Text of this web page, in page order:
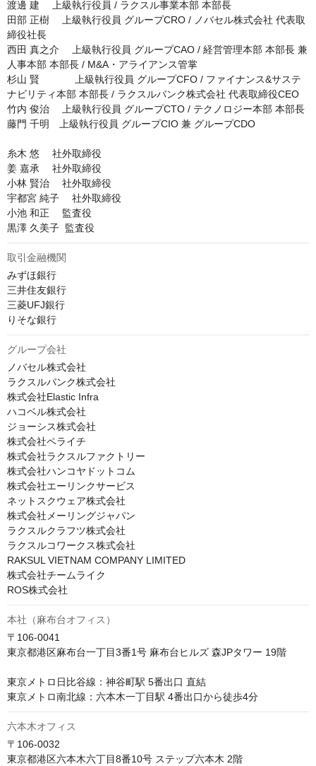
渡邊 建 　上級執行役員 / ラクスル事業本部 本部長
田部 正樹 　上級執行役員 グループCRO / ノバセル株式会社 代表取
締役社長
西田 真之介 　上級執行役員 グループCAO / 経営管理本部 本部長 兼
人事本部 本部長 / M&A・アライアンス管掌
杉山 賢 　        上級執行役員 グループCFO / ファイナンス&サステ
ナビリティ本部 本部長 / ラクスルバンク株式会社 代表取締役CEO
竹内 俊治 　上級執行役員 グループCTO / テクノロジー本部 本部長
藤門 千明　上級執行役員 グループCIO 兼 グループCDO
糸木 悠 　社外取締役
姜 嘉承 　社外取締役
小林 賢治 　社外取締役
宇都宮 純子 　社外取締役
小池 和正 　監査役
黒澤 久美子  監査役
取引金融機関
みずほ銀行
三井住友銀行
三菱UFJ銀行
りそな銀行
グループ会社
ノバセル株式会社
ラクスルバンク株式会社
株式会社Elastic Infra
ハコベル株式会社
ジョーシス株式会社
株式会社ペライチ
株式会社ラクスルファクトリー
株式会社ハンコヤドットコム
株式会社エーリンクサービス
ネットスクウェア株式会社
株式会社メーリングジャパン
ラクスルクラフツ株式会社
ラクスルコワークス株式会社
RAKSUL VIETNAM COMPANY LIMITED
株式会社チームライク
ROS株式会社
本社（麻布台オフィス）
〒106-0041
東京都港区麻布台一丁目3番1号 麻布台ヒルズ 森JPタワー 19階
東京メトロ日比谷線：神谷町駅 5番出口 直結
東京メトロ南北線：六本木一丁目駅 4番出口から徒歩4分
六本木オフィス
〒106-0032
東京都港区六本木六丁目8番10号 ステップ六本木 2階